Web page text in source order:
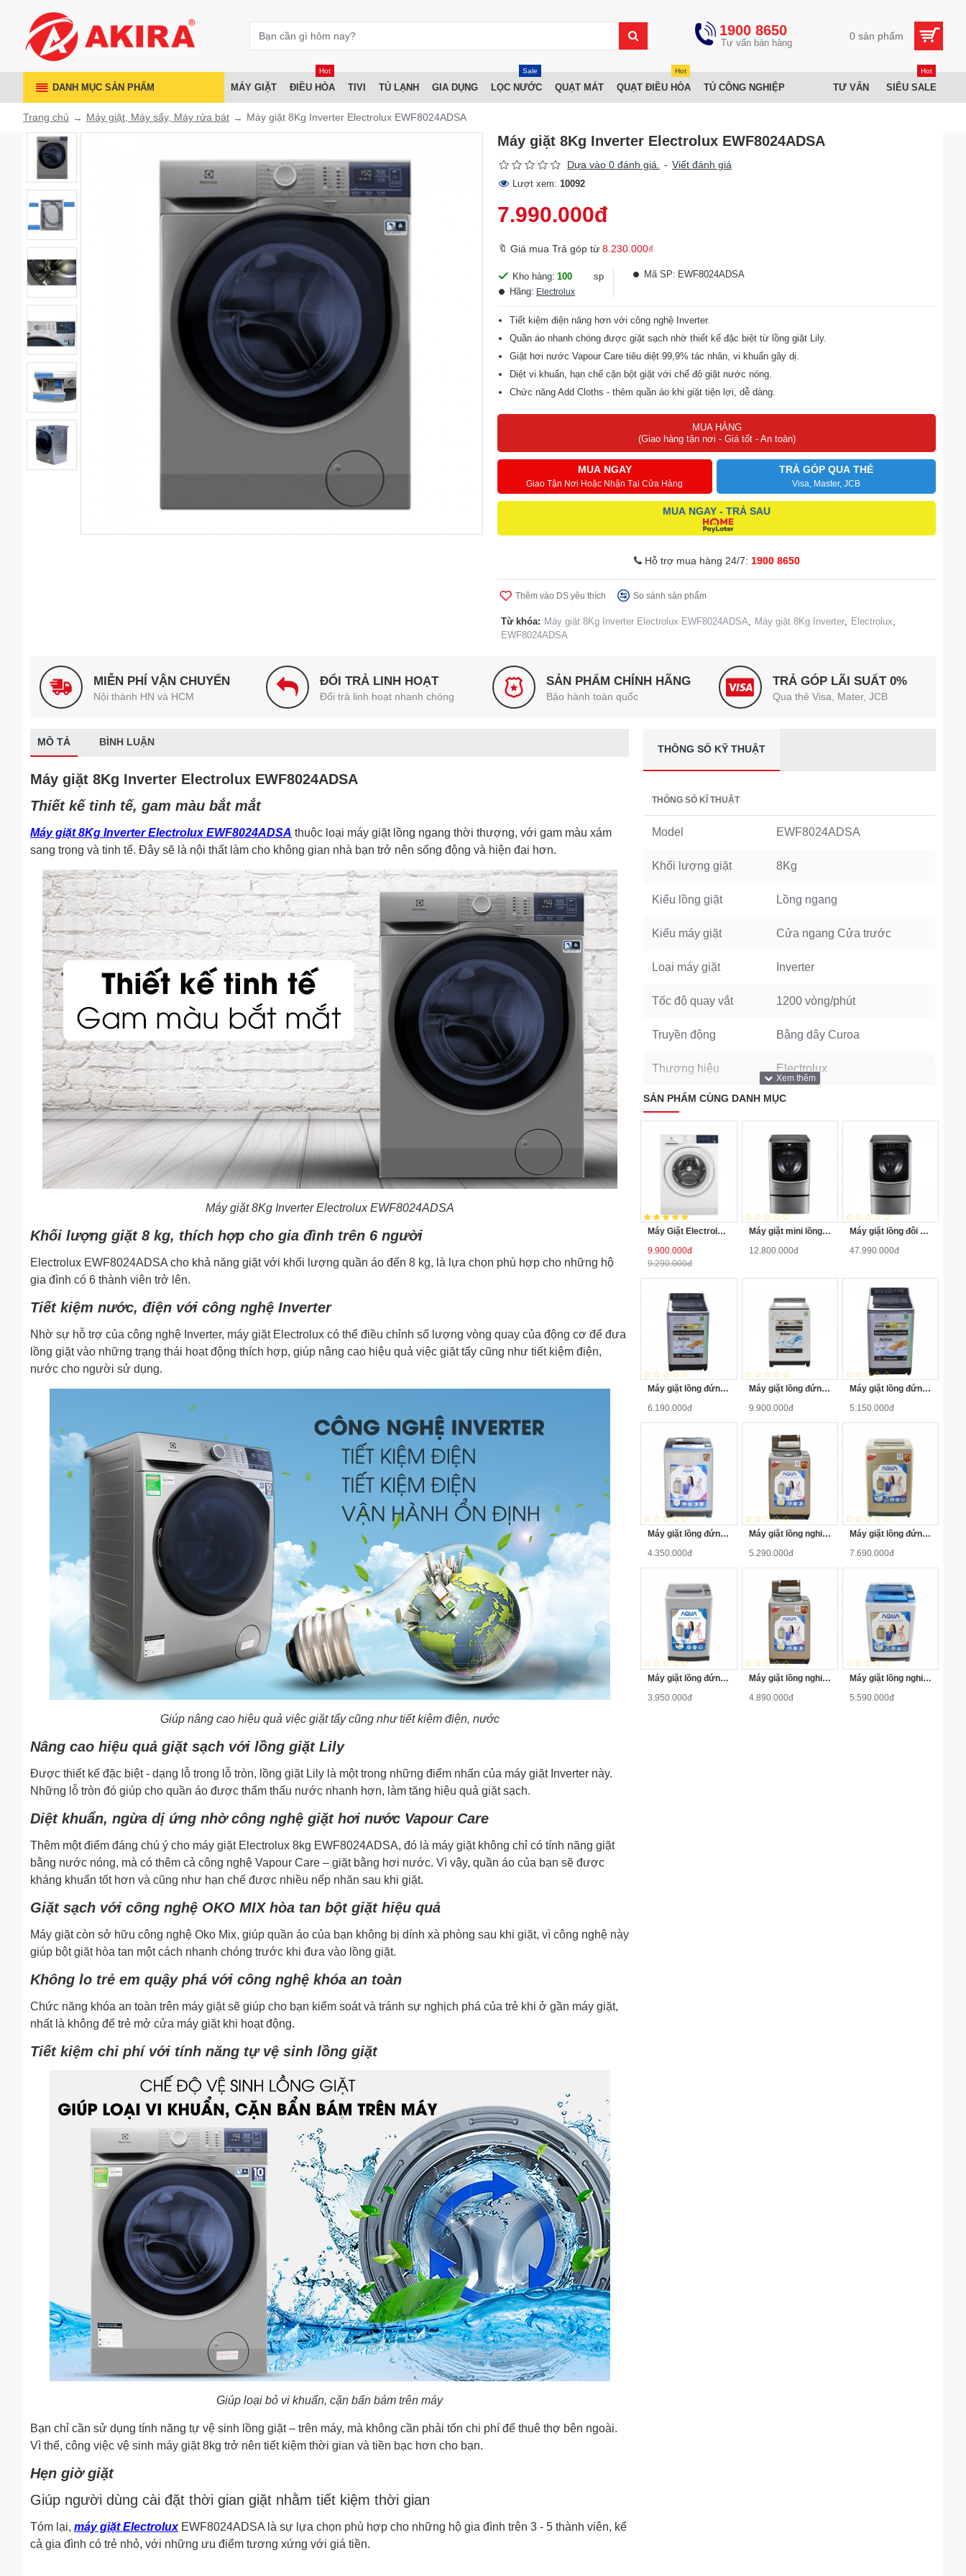
1900 8650 0 sản phẩm
DANH MỤC SẢN PHẨM MÁY GIẶT ĐIỀU HÒA
Hot
TIVI TỦ LẠNH GIA DỤNG LỌC NƯỚC
Sale
QUẠT MÁT QUẠT ĐIỀU HÒA
Hot
TỦ CÔNG NGHIỆP TƯ VẤN SIÊU SALE
Hot
Trang chủ Máy giặt, Máy sấy, Máy rửa bát Máy giặt 8Kg Inverter Electrolux EWF8024ADSA
Máy giặt 8Kg Inverter Electrolux EWF8024ADSA
Dựa vào 0 đánh giá. - Viết đánh giá
Lượt xem: 10092
7.990.000đ
🔖 Giá mua Trả góp từ 8.230.000₫
Kho hàng: 100
sp
Hãng: Electrolux
Mã SP: EWF8024ADSA
Tiết kiệm điện năng hơn với công nghệ Inverter.
Quần áo nhanh chóng được giặt sạch nhờ thiết kế đặc biệt từ lồng giặt Lily.
Giặt hơi nước Vapour Care tiêu diệt 99,9% tác nhân, vi khuẩn gây dị.
Diệt vi khuẩn, hạn chế cặn bột giặt với chế độ giặt nước nóng.
Chức năng Add Cloths - thêm quần áo khi giặt tiện lợi, dễ dàng.
MUA HÀNG
(Giao hàng tận nơi - Giá tốt - An toàn)
MUA NGAY
Giao Tận Nơi Hoặc Nhận Tại Cửa Hàng
TRẢ GÓP QUA THẺ
Visa, Master, JCB
MUA NGAY - TRẢ SAU
Hỗ trợ mua hàng 24/7: 1900 8650
Thêm vào DS yêu thích So sánh sản phẩm
Từ khóa: Máy giặt 8Kg Inverter Electrolux EWF8024ADSA, Máy giặt 8Kg Inverter, Electrolux,
EWF8024ADSA
MIỄN PHÍ VẬN CHUYỂN
Nội thành HN và HCM
ĐỔI TRẢ LINH HOẠT
Đổi trả linh hoạt nhanh chóng
SẢN PHẨM CHÍNH HÃNG
Bảo hành toàn quốc
TRẢ GÓP LÃI SUẤT 0%
Qua thẻ Visa, Mater, JCB
MÔ TẢ BÌNH LUẬN
Máy giặt 8Kg Inverter Electrolux EWF8024ADSA
Thiết kế tinh tế, gam màu bắt mắt
Máy giặt 8Kg Inverter Electrolux EWF8024ADSA thuộc loại máy giặt lồng ngang thời thượng, với gam màu xám
sang trọng và tinh tế. Đây sẽ là nội thất làm cho không gian nhà bạn trở nên sống động và hiện đại hơn.
Máy giặt 8Kg Inverter Electrolux EWF8024ADSA
Khối lượng giặt 8 kg, thích hợp cho gia đình trên 6 người
Electrolux EWF8024ADSA cho khả năng giặt với khối lượng quần áo đến 8 kg, là lựa chọn phù hợp cho những hộ
gia đình có 6 thành viên trở lên.
Tiết kiệm nước, điện với công nghệ Inverter
Nhờ sự hỗ trợ của công nghệ Inverter, máy giặt Electrolux có thể điều chỉnh số lượng vòng quay của động cơ để đưa
lồng giặt vào những trạng thái hoạt động thích hợp, giúp nâng cao hiệu quả việc giặt tẩy cũng như tiết kiệm điện,
nước cho người sử dụng.
Giúp nâng cao hiệu quả việc giặt tẩy cũng như tiết kiệm điện, nước
Nâng cao hiệu quả giặt sạch với lồng giặt Lily
Được thiết kế đặc biệt - dạng lỗ trong lỗ tròn, lồng giặt Lily là một trong những điểm nhấn của máy giặt Inverter này.
Những lỗ tròn đó giúp cho quần áo được thẩm thấu nước nhanh hơn, làm tăng hiệu quả giặt sạch.
Diệt khuẩn, ngừa dị ứng nhờ công nghệ giặt hơi nước Vapour Care
Thêm một điểm đáng chú ý cho máy giặt Electrolux 8kg EWF8024ADSA, đó là máy giặt không chỉ có tính năng giặt
bằng nước nóng, mà có thêm cả công nghệ Vapour Care – giặt bằng hơi nước. Vì vậy, quần áo của bạn sẽ được
kháng khuẩn tốt hơn và cũng như hạn chế được nhiều nếp nhăn sau khi giặt.
Giặt sạch với công nghệ OKO MIX hòa tan bột giặt hiệu quả
Máy giặt còn sở hữu công nghệ Oko Mix, giúp quần áo của bạn không bị dính xà phòng sau khi giặt, vì công nghệ này
giúp bột giặt hòa tan một cách nhanh chóng trước khi đưa vào lồng giặt.
Không lo trẻ em quậy phá với công nghệ khóa an toàn
Chức năng khóa an toàn trên máy giặt sẽ giúp cho bạn kiểm soát và tránh sự nghịch phá của trẻ khi ở gần máy giặt,
nhất là không để trẻ mở cửa máy giặt khi hoạt động.
Tiết kiệm chi phí với tính năng tự vệ sinh lồng giặt
Giúp loại bỏ vi khuẩn, cặn bẩn bám trên máy
Bạn chỉ cần sử dụng tính năng tự vệ sinh lồng giặt – trên máy, mà không cần phải tốn chi phí để thuê thợ bên ngoài.
Vì thế, công việc vệ sinh máy giặt 8kg trở nên tiết kiệm thời gian và tiền bạc hơn cho bạn.
Hẹn giờ giặt
Giúp người dùng cài đặt thời gian giặt nhằm tiết kiệm thời gian
Tóm lại, máy giặt ElectroluxEWF8024ADSA là sự lựa chọn phù hợp cho những hộ gia đình trên 3 - 5 thành viên, kể
cả gia đình có trẻ nhỏ, với những ưu điểm tương xứng với giá tiền.
THÔNG SỐ KỸ THUẬT
THỐNG SỐ KĨ THUẬT
Model EWF8024ADSA
Khối lượng giặt 8Kg
Kiểu lồng giặt Lồng ngang
Kiểu máy giặt Cửa ngang Cửa trước
Loại máy giặt Inverter
Tốc độ quay vắt 1200 vòng/phút
Truyền động Bằng dây Curoa
Thương hiệu Electrolux
SẢN PHẨM CÙNG DANH MỤC
Máy Giặt Electrolux Inverter 10 Kg EWF1024D3WB
9.900.000đ
9.290.000đ
Máy giặt mini lồng ngang Twinwash LG T2735NWLV 3.5Kg
12.800.000đ
Máy giặt lồng đôi LG TWINWash F2721HTTV/T2735NWLV
47.990.000đ
Máy giặt lồng đứng Panasonic NA-F85X5LRV 8.5kg
6.190.000đ
Máy giặt lồng đứng Panasonic NA-125A5WRV 12.5kg
9.900.000đ
Máy giặt lồng đứng Panasonic NA-F90X5LRV 9kg
5.150.000đ
Máy giặt lồng đứng Aqua AQW-S80KT 8kg
4.350.000đ
Máy giặt lồng nghiêng Aqua AQW-F800Z1T 8kg
5.290.000đ
Máy giặt lồng đứng Aqua AQW-DQW90ZT 9kg
7.690.000đ
Máy giặt lồng đứng Aqua AQW-S70KT 7kg
3.950.000đ
Máy giặt lồng nghiêng Aqua AQW-F800Z2T 8kg
4.890.000đ
Máy giặt lồng nghiêng Aqua AQW-QW90ZT-S 9kg
5.590.000đ